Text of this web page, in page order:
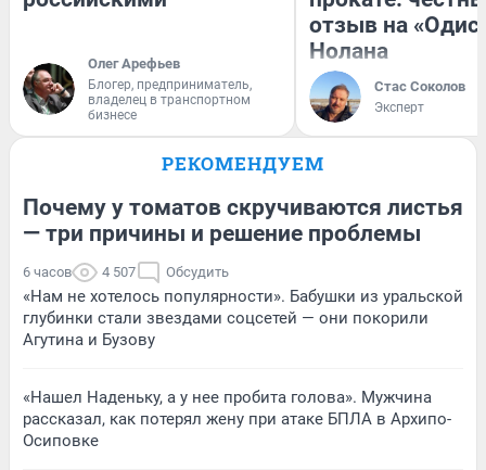
Олег Арефьев
Блогер, предприниматель,
владелец в транспортном
бизнесе
отзыв на
Нолана
Стас Соколов
Эксперт
РЕКОМЕНДУЕМ
Почему у томатов скручиваются листья
— три причины и решение проблемы
6 часов 4 507 Обсудить
«Нам не хотелось популярности». Бабушки из уральской
глубинки стали звездами соцсетей — они покорили
Агутина и Бузову
«Нашел Наденьку, а у нее пробита голова». Мужчина
рассказал, как потерял жену при атаке БПЛА в Архипо-
Осиповке